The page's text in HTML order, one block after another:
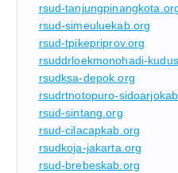
rsud-
rsud-simeuluekab.org
rsud-tpikepriprov.org
rsuddrloekmonohadi-
rsudksa-depok.org
rsudrtnotopuro-
rsud-sintang.org
rsud-cilacapkab.org
rsudkoja-jakarta.org
rsud-brebeskab.org